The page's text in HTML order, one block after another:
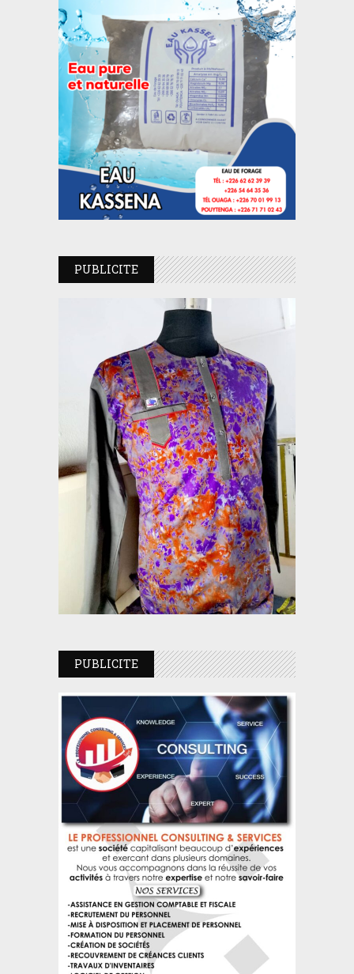
PUBLICITE
PUBLICITE